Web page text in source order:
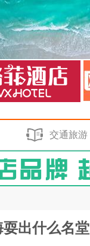
交通旅游
出什么名